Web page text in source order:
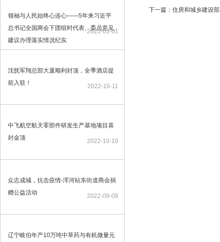
领袖与人民始终心连心——5年来习近平
总书记全国两会下团组时代表、委员意见
建议办理落实情况纪实
2023-03-01
沈抚军翔总部大厦顺利封顶，全季酒店提
前入驻！
2022-10-11
中飞航空航天零部件研发生产基地项目喜
封金顶
2022-10-10
众志成城，抗击疫情-浑河站东街道商会捐
赠公益活动
2022-09-08
辽宁岐伯年产10万吨中草药与有机微量元
下一篇：住房和城乡建设